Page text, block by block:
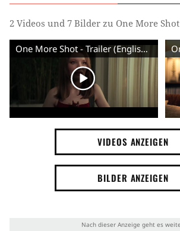
2 Videos und 7 Bilder zu One More Shot
One More Shot - Trailer (English) HD
VIDEOS ANZEIGEN
BILDER ANZEIGEN